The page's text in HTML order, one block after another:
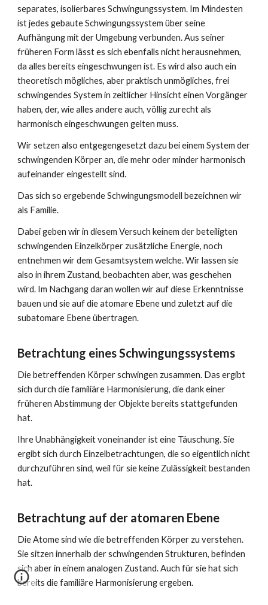
separates, isolierbares Schwingungssystem. Im Mindesten
ist jedes gebaute Schwingungssystem über seine
Aufhängung mit der Umgebung verbunden. Aus seiner
früheren Form lässt es sich ebenfalls nicht herausnehmen,
da alles bereits eingeschwungen ist. Es wird also auch ein
theoretisch mögliches, aber praktisch unmögliches, frei
schwingendes System in zeitlicher Hinsicht einen Vorgänger
haben, der, wie alles andere auch, völlig zurecht als
harmonisch eingeschwungen gelten muss.
Wir setzen also entgegengesetzt dazu bei einem System der
schwingenden Körper an, die mehr oder minder harmonisch
aufeinander eingestellt sind.
Das sich so ergebende Schwingungsmodell bezeichnen wir
als Familie.
Dabei geben wir in diesem Versuch keinem der beteiligten
schwingenden Einzelkörper zusätzliche Energie, noch
entnehmen wir dem Gesamtsystem welche. Wir lassen sie
also in ihrem Zustand, beobachten aber, was geschehen
wird. Im Nachgang daran wollen wir auf diese Erkenntnisse
bauen und sie auf die atomare Ebene und zuletzt auf die
subatomare Ebene übertragen.
Betrachtung eines Schwingungssystems
Die betreffenden Körper schwingen zusammen. Das ergibt
sich durch die familiäre Harmonisierung, die dank einer
früheren Abstimmung der Objekte bereits stattgefunden
hat.
Ihre Unabhängigkeit voneinander ist eine Täuschung. Sie
ergibt sich durch Einzelbetrachtungen, die so eigentlich nicht
durchzuführen sind, weil für sie keine Zulässigkeit bestanden
hat.
Betrachtung auf der atomaren Ebene
Die Atome sind wie die betreffenden Körper zu verstehen.
Sie sitzen innerhalb der schwingenden Strukturen, befinden
sich aber in einem analogen Zustand. Auch für sie hat sich
bereits die familiäre Harmonisierung ergeben.